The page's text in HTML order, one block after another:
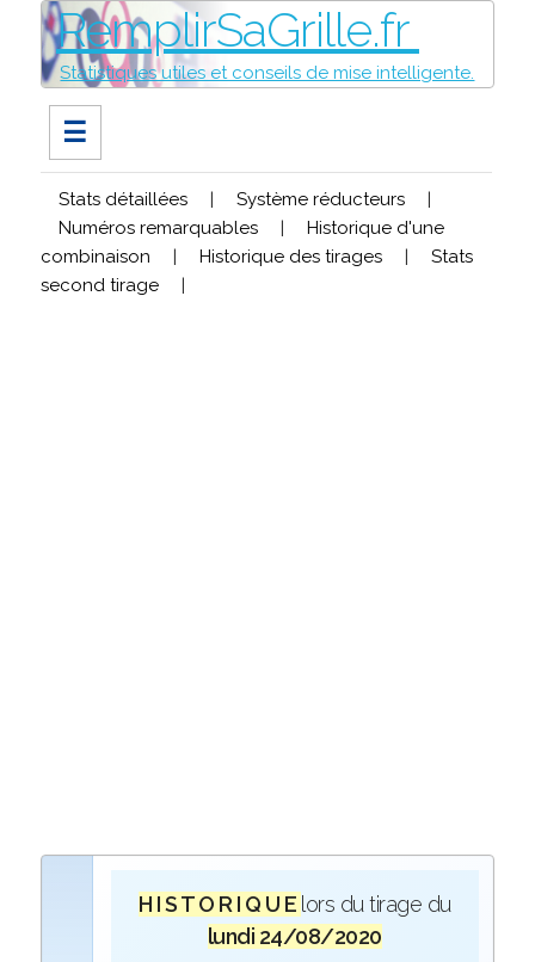
RemplirSaGrille.fr
Statistiques utiles et conseils de mise intelligente.
☰
Stats détaillées | Système réducteurs
|
Numéros remarquables
|
Historique d'une
combinaison
| Historique des tirages |
Stats
second tirage
|
H I S T O R I Q U E lors du tirage du
lundi 24/08/2020